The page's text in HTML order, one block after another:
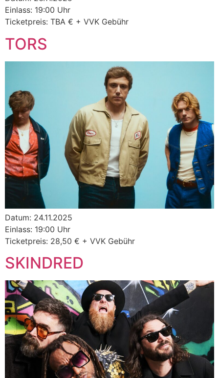
Einlass: 19:00 Uhr
Ticketpreis: TBA € + VVK Gebühr
TORS
Datum: 24.11.2025
Einlass: 19:00 Uhr
Ticketpreis: 28,50 € + VVK Gebühr
SKINDRED